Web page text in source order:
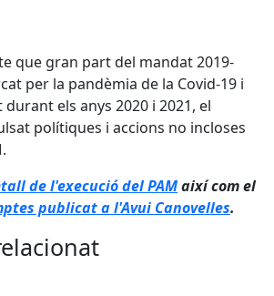
que gran part del mandat 2019-
per la pandèmia de la Covid-19 i
els anys 2020 i 2021, el
polítiques i accions no incloses
de l'execució del PAMaixí com el
publicat a l'Avui Canovelles.